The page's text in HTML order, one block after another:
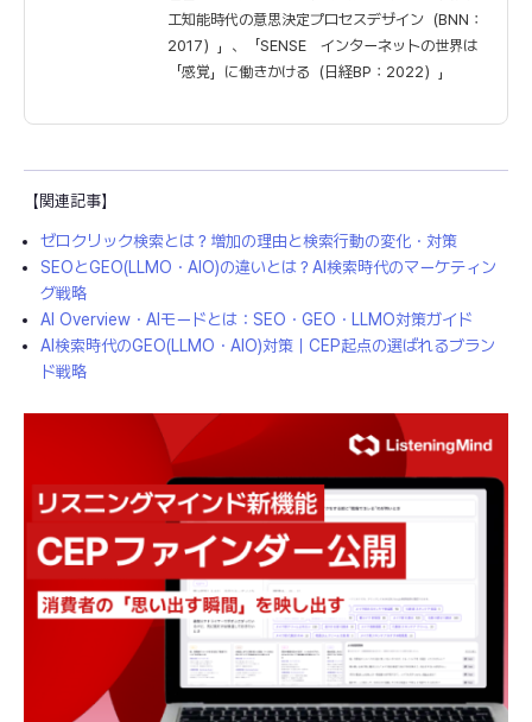
工知能時代の意思決定プロセスデザイン（BNN：
2017）」、「SENSE インターネットの世界は
「感覚」に働きかける（日経BP：2022）」
【関連記事】
ゼロクリック検索とは？増加の理由と検索行動の変化・対策
SEOとGEO(LLMO・AIO)の違いとは？AI検索時代のマーケティン
グ戦略
AI Overview・AIモードとは：SEO・GEO・LLMO対策ガイド
AI検索時代のGEO(LLMO・AIO)対策｜CEP起点の選ばれるブラン
ド戦略